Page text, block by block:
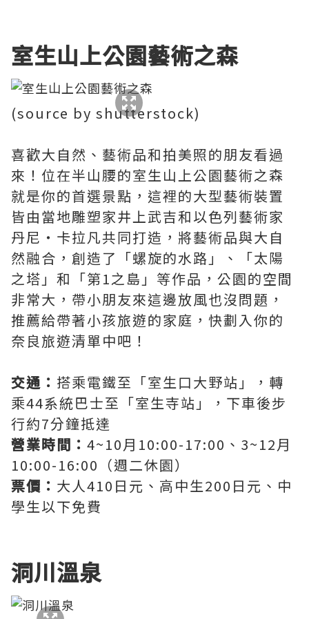
室生山上公園藝術之森
(source by shutterstock)
喜歡大自然、藝術品和拍美照的朋友看過
來！位在半山腰的室生山上公園藝術之森
就是你的首選景點，這裡的大型藝術裝置
皆由當地雕塑家井上武吉和以色列藝術家
丹尼・卡拉凡共同打造，將藝術品與大自
然融合，創造了「螺旋的水路」、「太陽
之塔」和「第1之島」等作品，公園的空間
非常大，帶小朋友來這邊放風也沒問題，
推薦給帶著小孩旅遊的家庭，快劃入你的
奈良旅遊清單中吧！
交通： 搭乘電鐵至「室生口大野站」，轉
乘44系統巴士至「室生寺站」，下車後步
行約7分鐘抵達
營業時間： 4~10月10:00-17:00、3~12月
10:00-16:00（週二休園）
票價： 大人410日元、高中生200日元、中
學生以下免費
洞川溫泉